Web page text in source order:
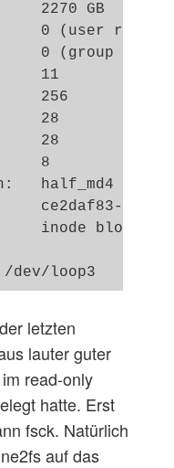
2270 GB
0 (user root)
0 (group root)
11
256
28
28
8
half_md4
ce2daf83-bc25-
inode blocks
letzten
lauter guter
read-only
hatte. Erst
fsck. Natürlich
auf das